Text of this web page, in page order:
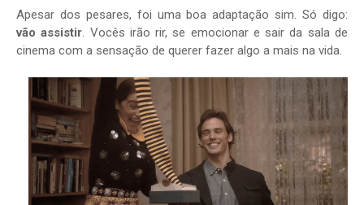
Apesar dos pesares, foi uma boa adaptação sim. Só digo:
vão assistir. Vocês irão rir, se emocionar e sair da sala de
cinema com a sensação de querer fazer algo a mais na vida.